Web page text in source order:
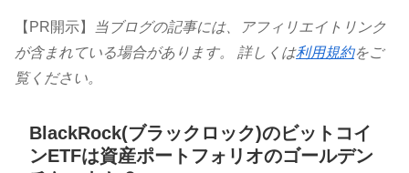
【PR開示】
当ブログの記事には、アフィリエイトリンク
が含まれている場合があります。 詳しくは利用規約をご
覧ください。
BlackRock(ブラックロック)のビットコイ
ンETFは資産ポートフォリオのゴールデン